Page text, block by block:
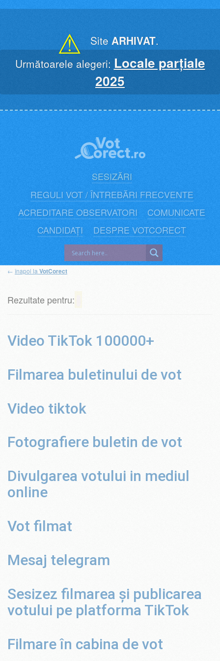
⚠ Site ARHIVAT.
Următoarele alegeri: Locale parțiale
2025
SESIZĂRI
REGULI VOT / ÎNTREBĂRI FRECVENTE
ACREDITARE OBSERVATORI
COMUNICATE
CANDIDAȚI
DESPRE VOTCORECT
← înapoi la VotCorect
Rezultate pentru:
Video TikTok 100000+
Filmarea buletinului de vot
Video tiktok
Fotografiere buletin de vot
Divulgarea votului in mediul
online
Vot filmat
Mesaj telegram
Sesizez filmarea și publicarea
votului pe platforma TikTok
Filmare în cabina de vot